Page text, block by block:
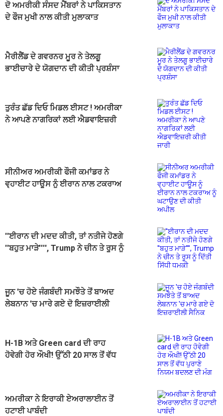
ਦੋ ਅਮਰੀਕੀ ਸੰਸਦ ਮੈਂਬਰਾਂ ਨੇ ਪਾਕਿਸਤਾਨ
ਦੇ ਫੌਜ ਮੁਖੀ ਨਾਲ ਕੀਤੀ ਮੁਲਾਕਾਤ
ਮੈਰੀਲੈਂਡ ਦੇ ਗਵਰਨਰ ਮੂਰ ਨੇ ਤੇਲਗੂ
ਭਾਈਚਾਰੇ ਦੇ ਯੋਗਦਾਨ ਦੀ ਕੀਤੀ ਪ੍ਰਸ਼ੰਸਾ
ਤੁਰੰਤ ਛੱਡ ਦਿਓ ਮਿਡਲ ਈਸਟ ! ਅਮਰੀਕਾ
ਨੇ ਆਪਣੇ ਨਾਗਰਿਕਾਂ ਲਈ ਐਡਵਾਇਜ਼ਰੀ
ਸੀਨੀਅਰ ਅਮਰੀਕੀ ਫੌਜੀ ਕਮਾਂਡਰ ਨੇ
ਵ੍ਹਾਈਟ ਹਾਊਸ ਨੂੰ ਈਰਾਨ ਨਾਲ ਟਕਰਾਅ
''ਈਰਾਨ ਦੀ ਮਦਦ ਕੀਤੀ, ਤਾਂ ਨਤੀਜੇ ਹੋਣਗੇ
''ਬਹੁਤ ਮਾੜੇ'''', Trump ਨੇ ਚੀਨ ਤੇ ਰੂਸ ਨੂੰ
ਜੂਨ 'ਚ ਹੋਏ ਜੰਗਬੰਦੀ ਸਮਝੌਤੇ ਤੋਂ ਬਾਅਦ
ਲੇਬਨਾਨ 'ਚ ਮਾਰੇ ਗਏ ਦੋ ਇਜ਼ਰਾਈਲੀ
H-1B ਅਤੇ Green card ਦੀ ਰਾਹ
ਹੋਵੇਗੀ ਹੋਰ ਔਖੀ! ਉੱਠੀ 20 ਸਾਲ ਤੋਂ ਵੱਧ
ਅਮਰੀਕਾ ਨੇ ਇਰਾਕੀ ਏਅਰਾਲਾਈਨ ਤੋਂ
ਹਟਾਈ ਪਾਬੰਦੀ